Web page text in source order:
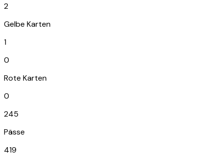
2
Gelbe Karten
1
0
Rote Karten
0
245
Pässe
419